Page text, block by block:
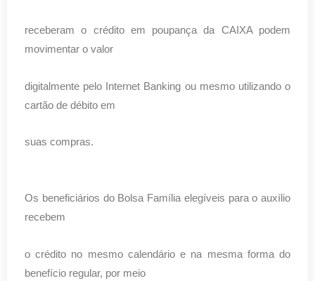
receberam o crédito em poupança da CAIXA podem
movimentar o valor
digitalmente pelo Internet Banking ou mesmo utilizando o
cartão de débito em
suas compras.
Os beneficiários do Bolsa Família elegíveis para o auxílio
recebem
o crédito no mesmo calendário e na mesma forma do
benefício regular, por meio